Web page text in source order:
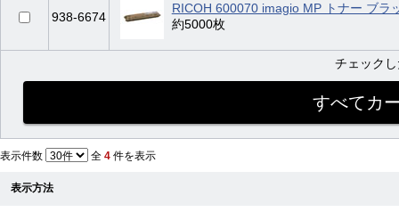
938-6674
RICOH 600070 imagio MP トナー ブラ
約5000枚
チェック
表示件数 全 4 件を表示
表示方法